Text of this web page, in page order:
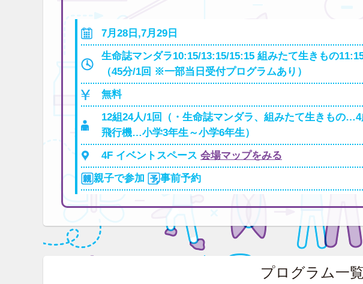
7月28日,7月29日
生命誌マンダラ10:15/13:15/15:15 組みたて生きもの
（45分/1回 ※一部当日受付プログラムあり）
無料
12組24人/1回（・生命誌マンダラ、組みたて生きもの
飛行機…小学3年生～小学6年生）
4F イベントスペース 会場マップをみる
親子で参加
事前予約
プログラム一覧